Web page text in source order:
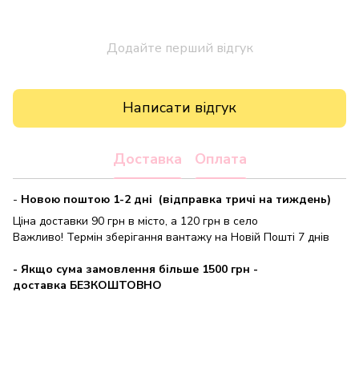
Додайте перший відгук
Написати відгук
Доставка Оплата
- Новою поштою 1-2 дні (відправка тричі на тиждень)
Ціна доставки 90 грн в місто, а 120 грн в село
Важливо! Термін зберігання вантажу на Новій Пошті 7 днів
- Якщо сума замовлення більше 1500 грн -
доставка БЕЗКОШТОВНО